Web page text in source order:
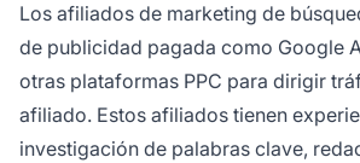
Los afiliados de marketing de
de publicidad pagada como Google
otras plataformas PPC para dirigir
afiliado. Estos afiliados tienen
investigación de palabras clave,